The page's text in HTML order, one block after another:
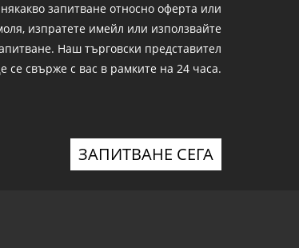
запитване относно оферта или
изпратете имейл или използвайте
Наш търговски представител
се свърже с вас в рамките на 24 часа.
ЗАПИТВАНЕ СЕГА